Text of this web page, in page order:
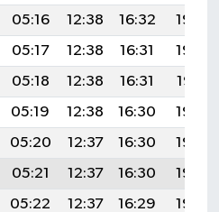
05:16 12:38 16:32
19:49
05:17 12:38 16:31
19:48
05:18 12:38 16:31
19:47
05:19 12:38 16:30
19:46
05:20 12:37 16:30
19:45
05:21 12:37 16:30
19:44
05:22 12:37 16:29
19:42